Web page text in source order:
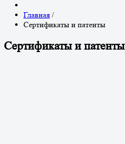
Главная /
Сертификаты и патенты
Сертификаты и патенты